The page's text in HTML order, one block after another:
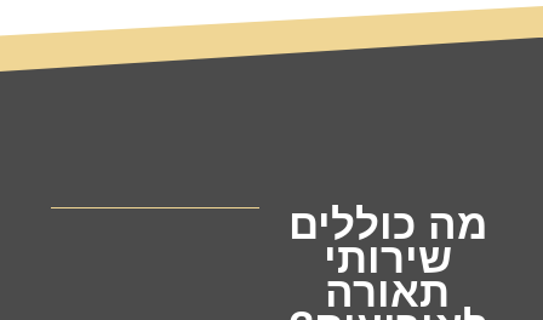
מה כוללים
שירותי
תאורה